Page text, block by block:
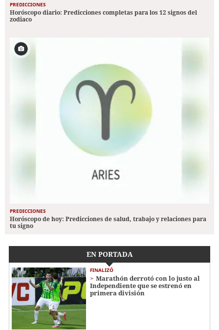
PREDICCIONES
Horóscopo diario: Predicciones completas para los 12 signos del
zodiaco
PREDICCIONES
Horóscopo de hoy: Predicciones de salud, trabajo y relaciones para
tu signo
EN PORTADA
FINALIZÓ
Marathón derrotó con lo justo al
Independiente que se estrenó en
primera división